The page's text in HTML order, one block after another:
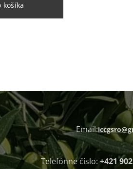
košíka
Email:
Telefónne číslo: +421